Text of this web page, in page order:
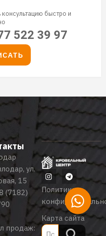
консультацию быстро и
522 39 97
ул.
15
8 (7182)
продаж:
Политика
Карта сайта